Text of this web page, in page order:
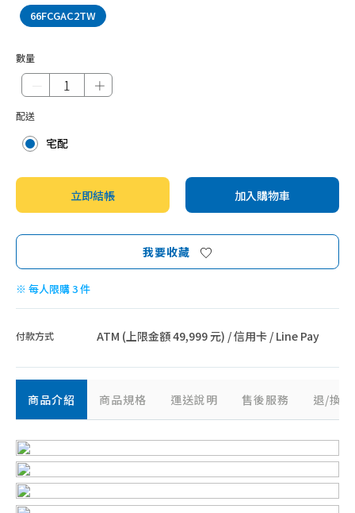
66FCGAC2TW
數量
＋
配送
宅配
立即結帳 加入購物車
我要收藏
※ 每人限購 3 件
付款方式 ATM (上限金額 49,999 元) / 信用卡 / Line Pay
商品介紹 商品規格 運送說明 售後服務 退/換